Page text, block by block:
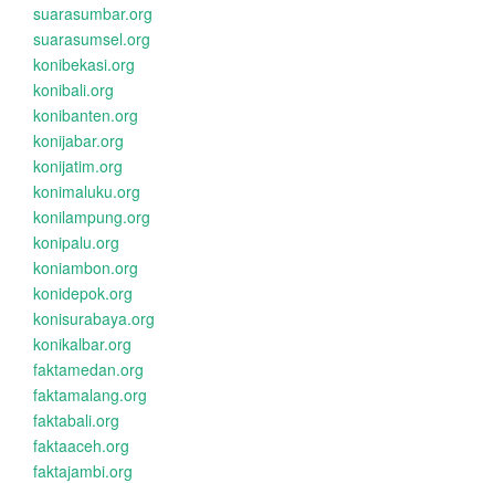
suarasumbar.org
suarasumsel.org
konibekasi.org
konibali.org
konibanten.org
konijabar.org
konijatim.org
konimaluku.org
konilampung.org
konipalu.org
koniambon.org
konidepok.org
konisurabaya.org
konikalbar.org
faktamedan.org
faktamalang.org
faktabali.org
faktaaceh.org
faktajambi.org